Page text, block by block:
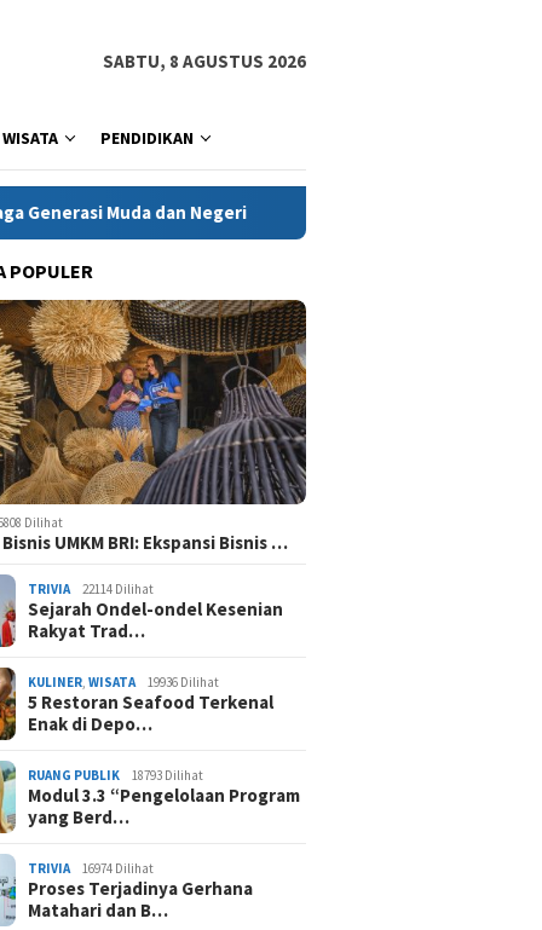
SABTU, 8 AGUSTUS 2026
WISATA PENDIDIKAN
Negeri Kanwil Kementerian HAM Jabar Tindaklanjuti
POPULER
Dilihat
UMKM BRI: Ekspansi Bisnis …
TRIVIA 22114 Dilihat
Sejarah Ondel-ondel Kesenian
Rakyat Trad…
KULINER ,WISATA 19936 Dilihat
5 Restoran Seafood Terkenal
Enak di Depo…
RUANG PUBLIK 18793 Dilihat
Modul 3.3 “Pengelolaan Program
yang Berd…
TRIVIA 16974 Dilihat
Proses Terjadinya Gerhana
Matahari dan B…